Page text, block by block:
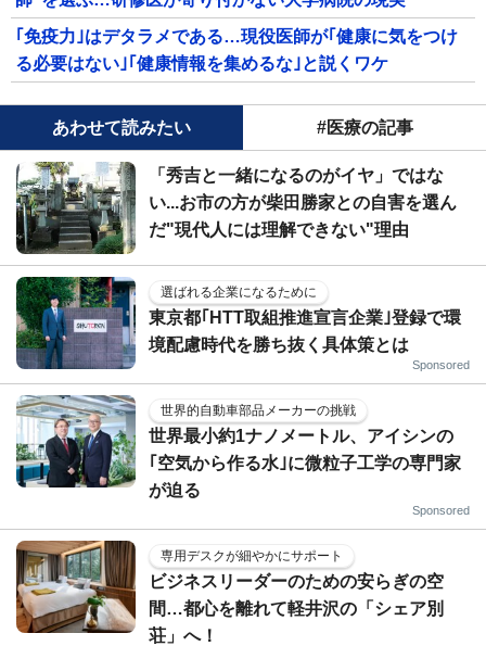
｢免疫力｣はデタラメである…現役医師が｢健康に気をつけ
る必要はない｣｢健康情報を集めるな｣と説くワケ
あわせて読みたい #医療の記事
「秀吉と一緒になるのがイヤ」ではな
い...お市の方が柴田勝家との自害を選ん
だ"現代人には理解できない"理由
選ばれる企業になるために
東京都｢HTT取組推進宣言企業｣登録で環
境配慮時代を勝ち抜く具体策とは
Sponsored
世界的自動車部品メーカーの挑戦
世界最小約1ナノメートル、アイシンの
｢空気から作る水｣に微粒子工学の専門家
が迫る
Sponsored
専用デスクが細やかにサポート
ビジネスリーダーのための安らぎの空
間…都心を離れて軽井沢の「シェア別
荘」へ！